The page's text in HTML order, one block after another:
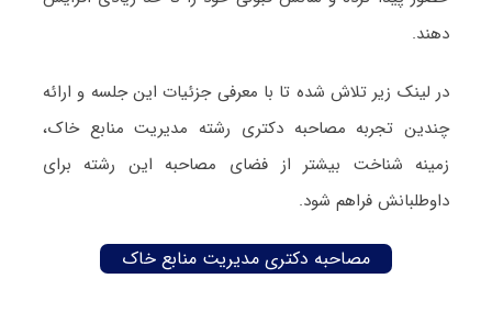
دهند.
در لینک زیر تلاش شده تا با معرفی جزئیات این جلسه و ارائه
چندین تجربه مصاحبه دکتری رشته مدیریت منابع خاک،
زمینه شناخت بیشتر از فضای مصاحبه این رشته برای
داوطلبانش فراهم شود.
مصاحبه دکتری مدیریت منابع خاک